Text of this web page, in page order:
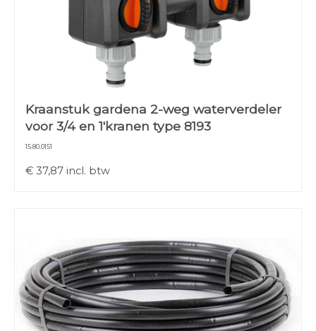
Kraanstuk gardena 2-weg waterverdeler
voor 3/4 en 1'kranen type 8193
15.80.0151
€ 37,87 incl. btw